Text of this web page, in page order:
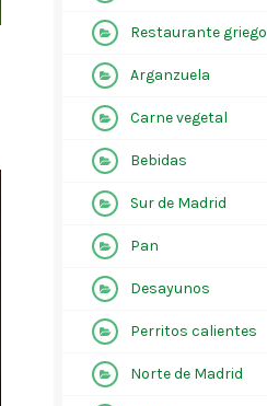
Restaurante griego
Arganzuela
Carne vegetal
Bebidas
Sur de Madrid
Pan
Desayunos
Perritos calientes
Norte de Madrid